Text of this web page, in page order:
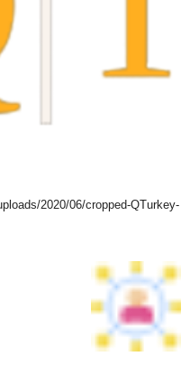
2020/06/cropped-QTurkey-